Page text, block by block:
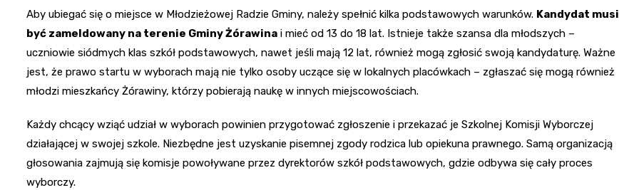
Aby ubiegać się o miejsce w Młodzieżowej Radzie Gminy, należy spełnić kilka podstawowych warunków. Kandydat musi
być zameldowany na terenie Gminy Żórawina i mieć od 13 do 18 lat. Istnieje także szansa dla młodszych –
uczniowie siódmych klas szkół podstawowych, nawet jeśli mają 12 lat, również mogą zgłosić swoją kandydaturę. Ważne
jest, że prawo startu w wyborach mają nie tylko osoby uczące się w lokalnych placówkach – zgłaszać się mogą również
młodzi mieszkańcy Żórawiny, którzy pobierają naukę w innych miejscowościach.
Każdy chcący wziąć udział w wyborach powinien przygotować zgłoszenie i przekazać je Szkolnej Komisji Wyborczej
działającej w swojej szkole. Niezbędne jest uzyskanie pisemnej zgody rodzica lub opiekuna prawnego. Samą organizacją
głosowania zajmują się komisje powoływane przez dyrektorów szkół podstawowych, gdzie odbywa się cały proces
wyborczy.